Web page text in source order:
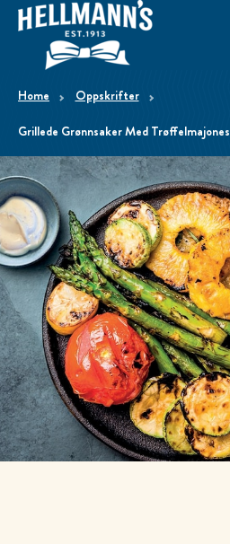
home
Oppskrifter
Grillede Grønnsaker Med Trøffelmajones